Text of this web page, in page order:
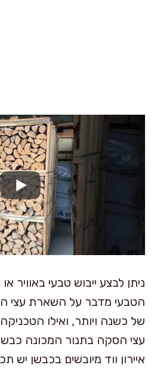
ניתן לבצע ייבוש טבעי באוויר
הטבעי מדבר על השארת עצי
של כשנה ויותר, ואילו
עצי הסקה בתנור המכונה
איירון ווד מיובשים בכבשן יש